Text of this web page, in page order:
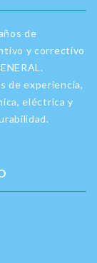
de
y correctivo
de experiencia,
eléctrica y